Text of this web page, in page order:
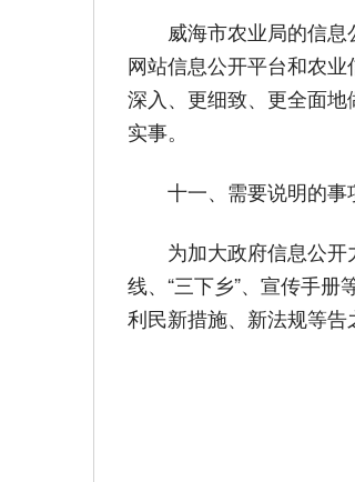
威海市农业局的信息公
网站信息公开平台和农
深入、更细致、更全面
实事。
十一、需要说明的事
为加大政府信息公开力
线、“三下乡”、宣传手
利民新措施、新法规等告